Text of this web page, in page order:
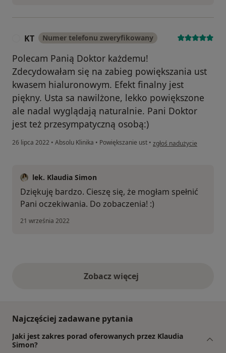
KT Numer telefonu zweryfikowany
Polecam Panią Doktor każdemu!
Zdecydowałam się na zabieg powiększania ust
kwasem hialuronowym. Efekt finalny jest
piękny. Usta sa nawilżone, lekko powiększone
ale nadal wyglądają naturalnie. Pani Doktor
jest też przesympatyczną osobą:)
26 lipca 2022 • Absolu Klinika • Powiększanie ust • w opinii użytkownika KT
zgłoś nadużycie
lek. Klaudia Simon
Dziękuję bardzo. Cieszę się, że mogłam spełnić
Pani oczekiwania. Do zobaczenia! :)
21 września 2022
Zobacz więcejopinie powyżej
Najczęściej zadawane pytania
Jaki jest zakres porad oferowanych przez Klaudia
Simon?